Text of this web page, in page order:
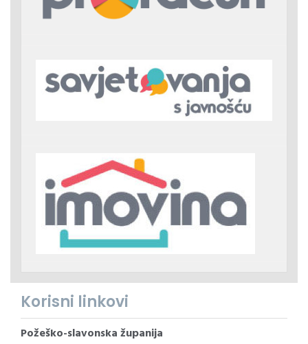
Korisni linkovi
Požeško-slavonska županija